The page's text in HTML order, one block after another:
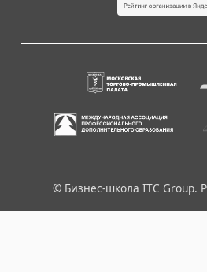
© Бизнес-школа ITC Group.